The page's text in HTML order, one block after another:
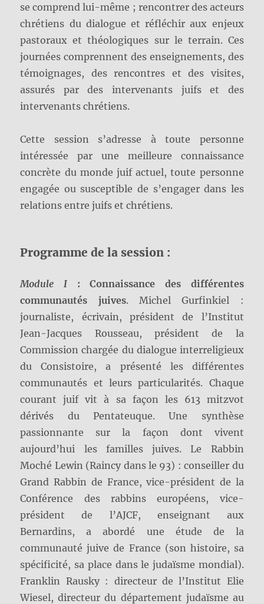
se comprend lui-même ; rencontrer des acteurs
chrétiens du dialogue et réfléchir aux enjeux
pastoraux et théologiques sur le terrain. Ces
journées comprennent des enseignements, des
témoignages, des rencontres et des visites,
assurés par des intervenants juifs et des
intervenants chrétiens.
Cette session s’adresse à toute personne
intéressée par une meilleure connaissance
concrète du monde juif actuel, toute personne
engagée ou susceptible de s’engager dans les
relations entre juifs et chrétiens.
Programme de la session :
Module I :
Connaissance des différentes
communautés juives. Michel Gurfinkiel :
journaliste, écrivain, président de l’Institut
Jean-Jacques Rousseau, président de la
Commission chargée du dialogue interreligieux
du Consistoire, a présenté les différentes
communautés et leurs particularités. Chaque
courant juif vit à sa façon les 613 mitzvot
dérivés du Pentateuque. Une synthèse
passionnante sur la façon dont vivent
aujourd’hui les familles juives. Le Rabbin
Moché Lewin (Raincy dans le 93) : conseiller du
Grand Rabbin de France, vice-président de la
Conférence des rabbins européens, vice-
président de l’AJCF, enseignant aux
Bernardins, a abordé une étude de la
communauté juive de France (son histoire, sa
spécificité, sa place dans le judaïsme mondial).
Franklin Rausky : directeur de l’Institut Elie
Wiesel, directeur du département judaïsme au